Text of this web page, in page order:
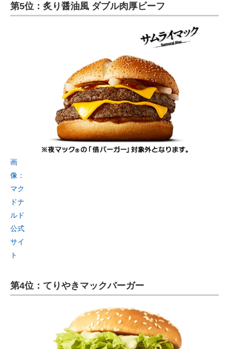
第5位：炙り醤油風 ダブル肉厚ビーフ
画
像：
マク
ドナ
ルド
公式
サイ
ト
第4位：てりやきマックバーガー